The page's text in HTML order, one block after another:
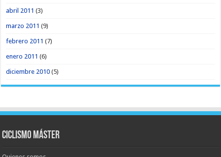
abril 2011 (3)
marzo 2011 (9)
febrero 2011 (7)
enero 2011 (6)
diciembre 2010 (5)
Ciclismo Máster